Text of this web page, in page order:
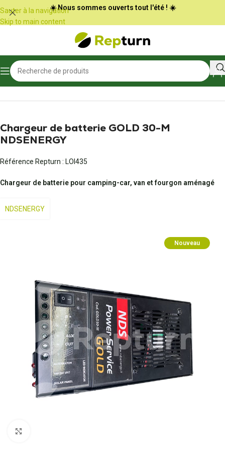
Panneau de gestion des cookies
Sauter à la navigation
Skip to main content
☀️ Nous sommes ouverts tout l'été ! ☀️
Accueil Bloc électrique et chargeur de batterie
Chargeur de batterie GOLD 30-M
NDSENERGY
Référence Repturn : LOI435
Chargeur de batterie pour camping-car, van et fourgon aménagé
NDSENERGY
Nouveau